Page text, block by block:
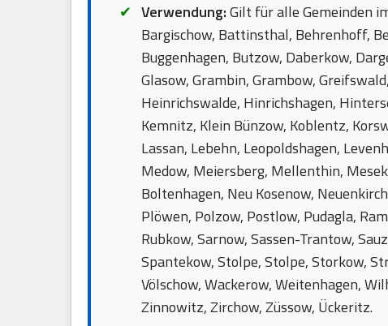
Verwendung:Gilt für alle Gemeinden
Bargischow, Battinsthal, Behrenhoff,
Buggenhagen, Butzow, Daberkow,
Glasow, Grambin, Grambow,
Heinrichswalde, Hinrichshagen,
Kemnitz, Klein Bünzow, Koblentz,
Lassan, Lebehn, Leopoldshagen,
Medow, Meiersberg, Mellenthin,
Boltenhagen, Neu Kosenow,
Plöwen, Polzow, Postlow, Pudagla,
Rubkow, Sarnow, Sassen-Trantow,
Spantekow, Stolpe, Stolpe, Storkow,
Völschow, Wackerow, Weitenhagen,
Zinnowitz, Zirchow, Züssow, Ückeritz.